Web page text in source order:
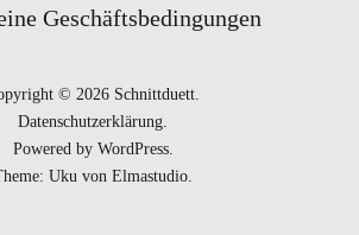
Geschäftsbedingungen
© 2026 Schnittduett
Datenschutzerklärung
Powered by WordPress
Uku von Elmastudio